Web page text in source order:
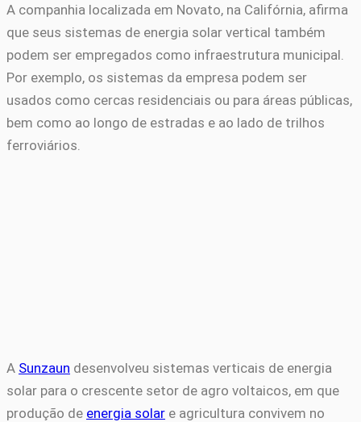
A companhia localizada em Novato, na Califórnia, afirma
que seus sistemas de energia solar vertical também
podem ser empregados como infraestrutura municipal.
Por exemplo, os sistemas da empresa podem ser
usados como cercas residenciais ou para áreas públicas,
bem como ao longo de estradas e ao lado de trilhos
ferroviários.
A Sunzaun desenvolveu sistemas verticais de energia
solar para o crescente setor de agro voltaicos, em que
produção de energia solar e agricultura convivem no